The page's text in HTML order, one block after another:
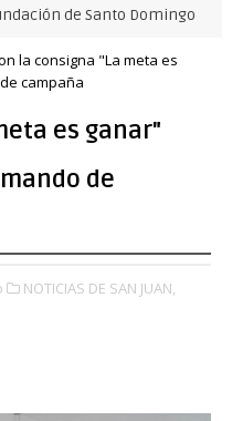
Santo Domingo
la consigna "La meta es
campaña
es ganar"
de
NOTICIAS DE SAN JUAN,